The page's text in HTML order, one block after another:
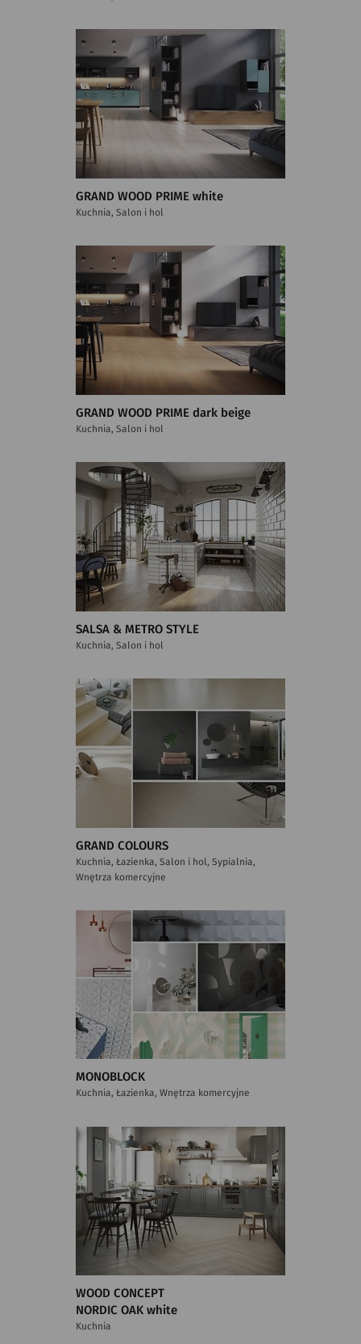
GRAND WOOD PRIME white
Kuchnia, Salon i hol
GRAND WOOD PRIME dark beige
Kuchnia, Salon i hol
SALSA & METRO STYLE
Kuchnia, Salon i hol
GRAND COLOURS
Kuchnia, Łazienka, Salon i hol, Sypialnia,
Wnętrza komercyjne
MONOBLOCK
Kuchnia, Łazienka, Wnętrza komercyjne
WOOD CONCEPT
NORDIC OAK white
Kuchnia